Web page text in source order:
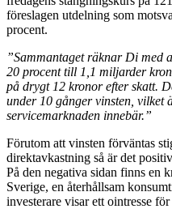
föreslagen utdelning som
procent.
”Sammantaget räknar Di med
20 procent till 1,1 miljarder
på drygt 12 kronor efter skatt.
under 10 gånger vinsten, vilket
servicemarknaden innebär.”
Förutom att vinsten förväntas
direktavkastning så är det
På den negativa sidan finns en
Sverige, en återhållsam
investerare visar ett ointresse